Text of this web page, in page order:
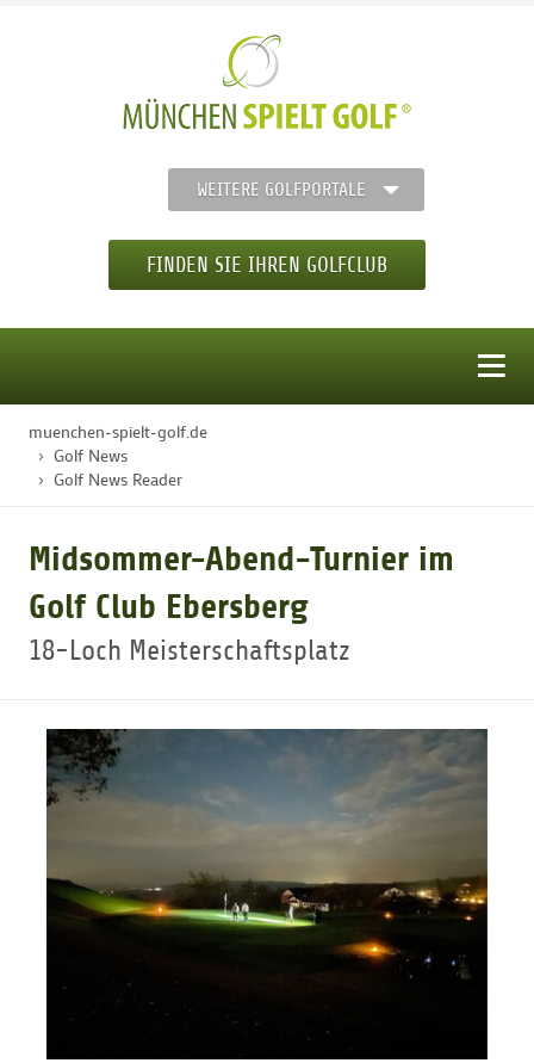
WEITERE GOLFPORTALE
FINDEN SIE IHREN GOLFCLUB
STARTSEITE
GOLFTURNIERE
GOLFEINSTEIGER
muenchen-spielt-golf.de
Golf News
Golf News Reader
Midsommer-Abend-Turnier im
Golf Club Ebersberg
18-Loch Meisterschaftsplatz